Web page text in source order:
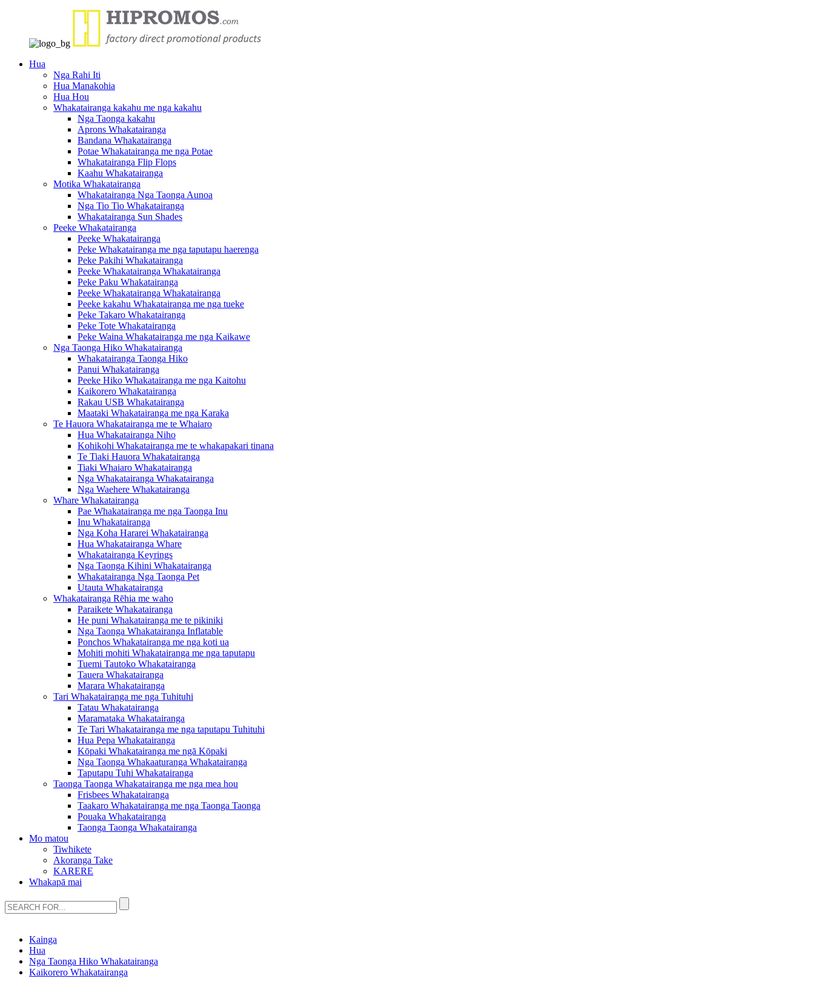
Hua
Nga Rahi Iti
Hua Manakohia
Hua Hou
Whakatairanga kakahu me nga kakahu
Nga Taonga kakahu
Aprons Whakatairanga
Bandana Whakatairanga
Potae Whakatairanga me nga Potae
Whakatairanga Flip Flops
Kaahu Whakatairanga
Motika Whakatairanga
Whakatairanga Nga Taonga Aunoa
Nga Tio Tio Whakatairanga
Whakatairanga Sun Shades
Peeke Whakatairanga
Peeke Whakatairanga
Peke Whakatairanga me nga taputapu haerenga
Peke Pakihi Whakatairanga
Peeke Whakatairanga Whakatairanga
Peke Paku Whakatairanga
Peeke Whakatairanga Whakatairanga
Peeke kakahu Whakatairanga me nga tueke
Peke Takaro Whakatairanga
Peke Tote Whakatairanga
Peke Waina Whakatairanga me nga Kaikawe
Nga Taonga Hiko Whakatairanga
Whakatairanga Taonga Hiko
Panui Whakatairanga
Peeke Hiko Whakatairanga me nga Kaitohu
Kaikorero Whakatairanga
Rakau USB Whakatairanga
Maataki Whakatairanga me nga Karaka
Te Hauora Whakatairanga me te Whaiaro
Hua Whakatairanga Niho
Kohikohi Whakatairanga me te whakapakari tinana
Te Tiaki Hauora Whakatairanga
Tiaki Whaiaro Whakatairanga
Nga Whakatairanga Whakatairanga
Nga Waehere Whakatairanga
Whare Whakatairanga
Pae Whakatairanga me nga Taonga Inu
Inu Whakatairanga
Nga Koha Hararei Whakatairanga
Hua Whakatairanga Whare
Whakatairanga Keyrings
Nga Taonga Kihini Whakatairanga
Whakatairanga Nga Taonga Pet
Utauta Whakatairanga
Whakatairanga Rēhia me waho
Paraikete Whakatairanga
He puni Whakatairanga me te pikiniki
Nga Taonga Whakatairanga Inflatable
Ponchos Whakatairanga me nga koti ua
Mohiti mohiti Whakatairanga me nga taputapu
Tuemi Tautoko Whakatairanga
Tauera Whakatairanga
Marara Whakatairanga
Tari Whakatairanga me nga Tuhituhi
Tatau Whakatairanga
Maramataka Whakatairanga
Te Tari Whakatairanga me nga taputapu Tuhituhi
Hua Pepa Whakatairanga
Kōpaki Whakatairanga me ngā Kōpaki
Nga Taonga Whakaaturanga Whakatairanga
Taputapu Tuhi Whakatairanga
Taonga Taonga Whakatairanga me nga mea hou
Frisbees Whakatairanga
Taakaro Whakatairanga me nga Taonga Taonga
Pouaka Whakatairanga
Taonga Taonga Whakatairanga
Mo matou
Tiwhikete
Akoranga Take
KARERE
Whakapā mai
Kainga
Hua
Nga Taonga Hiko Whakatairanga
Kaikorero Whakatairanga